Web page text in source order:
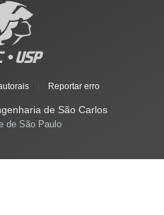
Reportar erro
de São Carlos
de São Paulo